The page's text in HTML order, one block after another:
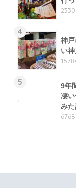
4
神戸
い
5
9年
凄い
みた